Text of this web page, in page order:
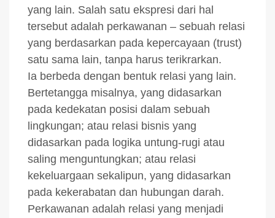
yang lain. Salah satu ekspresi dari hal
tersebut adalah perkawanan – sebuah relasi
yang berdasarkan pada kepercayaan (trust)
satu sama lain, tanpa harus terikrarkan.
Ia berbeda dengan bentuk relasi yang lain.
Bertetangga misalnya, yang didasarkan
pada kedekatan posisi dalam sebuah
lingkungan; atau relasi bisnis yang
didasarkan pada logika untung-rugi atau
saling menguntungkan; atau relasi
kekeluargaan sekalipun, yang didasarkan
pada kekerabatan dan hubungan darah.
Perkawanan adalah relasi yang menjadi